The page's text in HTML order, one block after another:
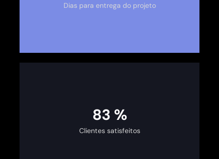
Dias para entrega do projeto
100 %
Clientes satisfeitos